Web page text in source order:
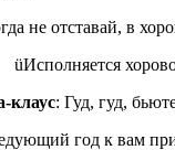
не отставай, в
üИсполняется
клаус: Гуд, гуд,
год к вам